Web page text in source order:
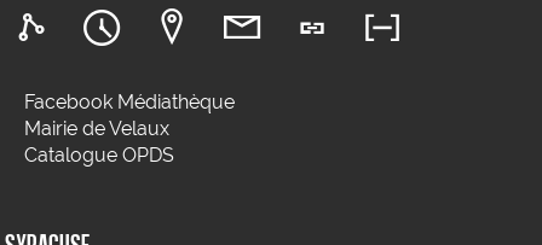
Facebook Médiathèque
Mairie de Velaux
Catalogue OPDS